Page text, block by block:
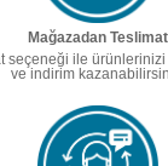
Mağazadan Teslimat
seçeneği ile ürünlerinizi
ve indirim